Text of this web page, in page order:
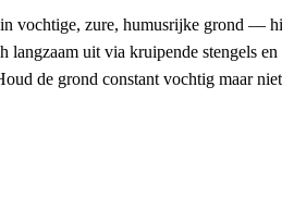
vochtige, zure, humusrijke grond —
uit via kruipende stengels
de grond constant vochtig maar